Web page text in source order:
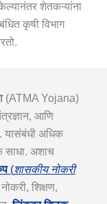
शेतकऱ्यांना
कृषी विभाग
(ATMA Yojana)
आणि
यासंबंधी अधिक
साधा. अशाच
(शासकीय नोकरी
शिक्षण,